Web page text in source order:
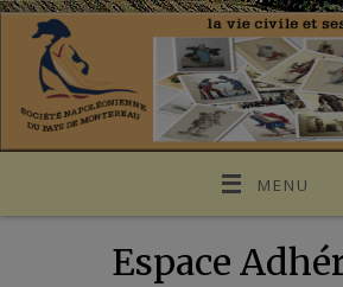
MENU
Espace